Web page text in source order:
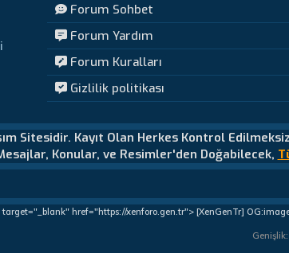
Forum Sohbet
Forum Yardım
Forum Kuralları
Gizlilik politikası
Sitesidir. Kayıt Olan Herkes Kontrol
Konular, ve Resimler'den Doğabilecek,
href="https://xenforo.gen.tr"> [XenGenTr]
Genişlik